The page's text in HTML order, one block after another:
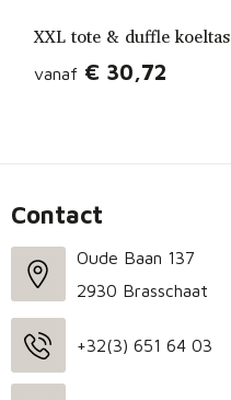
XXL tote & duffle koeltas
vanaf € 30,72
Contact
Oude Baan 137
2930 Brasschaat
+32(3) 651 64 03